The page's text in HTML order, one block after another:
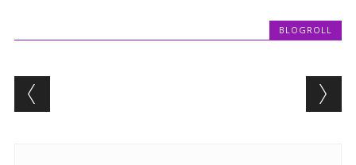
BLOGROLL
Post navigation